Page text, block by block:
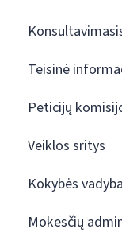
Teisinė
Peticijų
Veiklos sritys
Kokybės vadyba
Mokesčių